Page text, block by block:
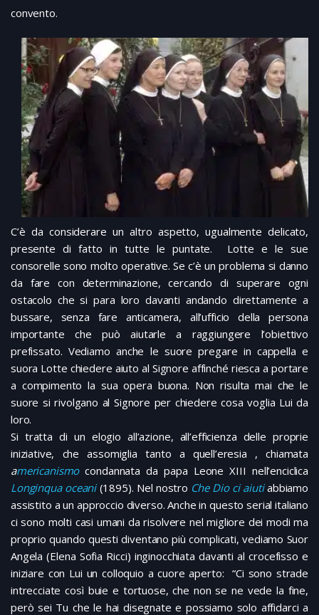
convento.
C’è da considerare un altro aspetto, ugualmente delicato,
presente di fatto in tutte le puntate. Lotte e le sue
consorelle sono molto operative. Se c’è un problema si danno
da fare con determinazione, cercando di superare ogni
ostacolo che si para loro davanti andando direttamente a
bussare, senza fare anticamera, all’ufficio della persona
importante che può aiutarle a raggiungere l’obiettivo
prefissato. Vediamo anche le suore pregare in cappella e
suora Lotte chiedere aiuto al Signore affinché riesca a portare
a compimento la sua opera buona. Non risulta mai che le
suore si rivolgano al Signore per chiedere cosa voglia Lui da
loro.
Si tratta di un elogio all’azione, all’efficienza delle proprie
iniziative, che assomiglia tanto a quell’eresia , chiamata
americanismocondannata da papa Leone XIII nell’enciclica
Longinqua oceani (1895). Nel nostro Che Dio ci aiuti abbiamo
assistito a un approccio diverso. Anche in questo serial italiano
ci sono molti casi umani da risolvere nel migliore dei modi ma
proprio quando questi diventano più complicati, vediamo Suor
Angela (Elena Sofia Ricci) inginocchiata davanti al crocefisso e
iniziare con Lui un colloquio a cuore aperto: “Ci sono strade
intrecciate così buie e tortuose, che non se ne vede la fine,
però sei Tu che le hai disegnate e possiamo solo affidarci a